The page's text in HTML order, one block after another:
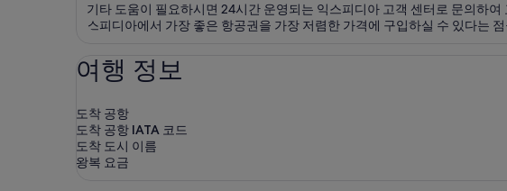
기타 도움이 필요하시면 24시간 운영되는 익스피디아 고객 센터로 문의하
스피디아에서 가장 좋은 항공권을 가장 저렴한 가격에 구입하실 수 있다는
여행 정보
도착 공항
도착 공항 IATA 코드
도착 도시 이름
왕복 요금